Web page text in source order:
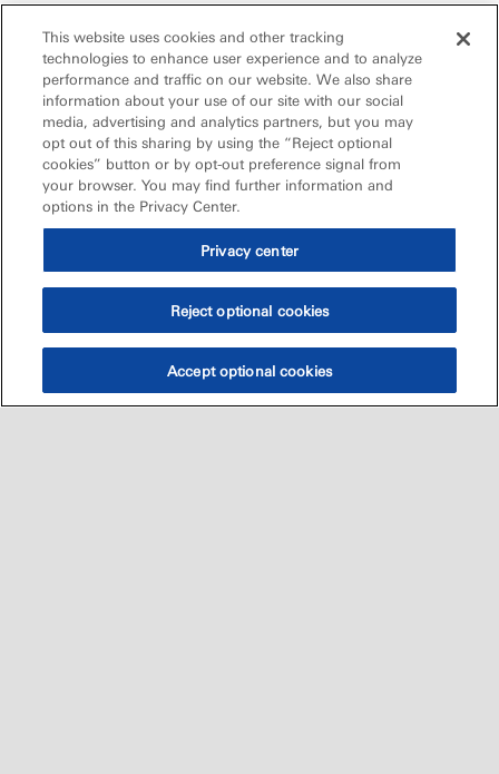
This website uses cookies and other tracking
technologies to enhance user experience and to analyze
performance and traffic on our website. We also share
information about your use of our site with our social
media, advertising and analytics partners, but you may
opt out of this sharing by using the “Reject optional
cookies” button or by opt-out preference signal from
your browser. You may find further information and
options in the Privacy Center.
Privacy center
Reject optional cookies
Accept optional cookies